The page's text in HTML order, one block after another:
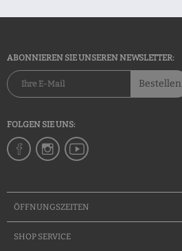
ABONNIEREN SIE UNSEREN NEWSLETTER:
Bestellen
FOLGEN SIE UNS:
ÖFFNUNGSZEITEN
SHOP SERVICE